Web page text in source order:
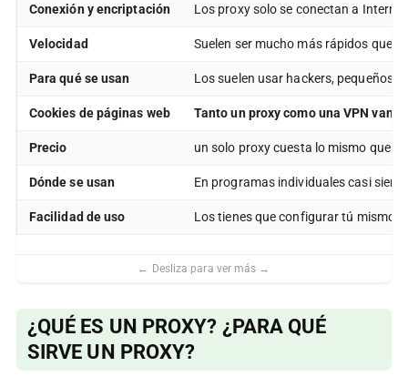
Conexión y encriptación Los proxy solo se conectan a
Velocidad Suelen ser mucho más rápidos que
Para qué se usan Los suelen usar hackers, pequeños
Cookies de páginas web Tanto un proxy como una VPN van
Precio un solo proxy cuesta lo mismo que
Dónde se usan En programas individuales casi
Facilidad de uso Los tienes que configurar tú mismo
¿QUÉ ES UN PROXY? ¿PARA QUÉ
SIRVE UN PROXY?